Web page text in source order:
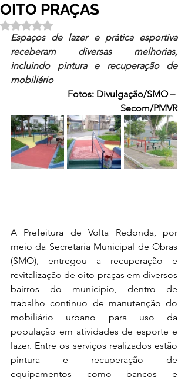
OITO PRAÇAS
Avaliado com NaN de 5 estrelas.
Espaços de lazer e prática esportiva
receberam diversas melhorias,
incluindo pintura e recuperação de
mobiliário
Fotos: Divulgação/SMO –
Secom/PMVR
A Prefeitura de Volta Redonda, por
meio da Secretaria Municipal de Obras
(SMO), entregou a recuperação e
revitalização de oito praças em diversos
bairros do município, dentro de
trabalho contínuo de manutenção do
mobiliário urbano para uso da
população em atividades de esporte e
lazer. Entre os serviços realizados estão
pintura e recuperação de
equipamentos como bancos e